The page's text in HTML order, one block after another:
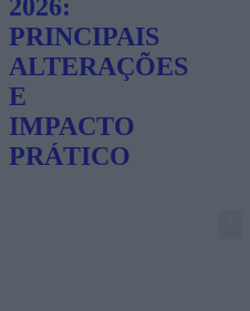
2026:
PRINCIPAIS
ALTERAÇÕES
E
IMPACTO
PRÁTICO